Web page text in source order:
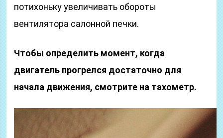
потихоньку увеличивать обороты
вентилятора салонной печки.
Чтобы определить момент, когда
двигатель прогрелся достаточно для
начала движения, смотрите на тахометр.